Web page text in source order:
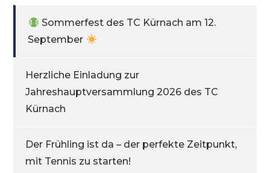
Sommerfest des TC Kürnach am 12.
September
Herzliche Einladung zur
Jahreshauptversammlung 2026 des TC
Kürnach
Der Frühling ist da – der perfekte Zeitpunkt,
mit Tennis zu starten!